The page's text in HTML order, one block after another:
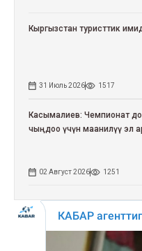
Кыргызстан туристтик
31 Июль 2026 1517
Касымалиев: Чемпионат
чыңдоо үчүн маанилүү эл
02 Август 2026 1251